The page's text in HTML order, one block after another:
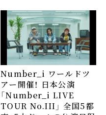
Number_i ワールドツ
アー開催！ 日本公演
「Number_i LIVE
TOUR No.III」 全国5都